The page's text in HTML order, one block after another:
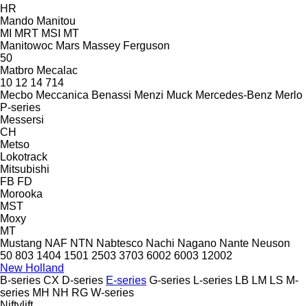
HR
Mando Manitou
MI
MRT MSI
MT
Manitowoc Mars Massey Ferguson
50
Matbro Mecalac
10 12 14 714
Mecbo Meccanica Benassi Menzi Muck Mercedes-Benz Merlo
P-series
Messersi
CH
Metso
Lokotrack
Mitsubishi
FB FD
Morooka
MST
Moxy
MT
Mustang NAF NTN Nabtesco Nachi Nagano Nante Neuson
50 803 1404 1501 2503 3703 6002 6003 12002
New Holland
B-series CX D-series E-series G-series L-series LB LM LS M-
series MH NH RG W-series